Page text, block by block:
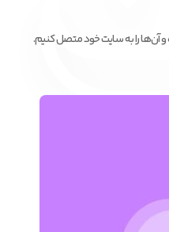
آن‌ها را به سایت خود متصل کنیم.